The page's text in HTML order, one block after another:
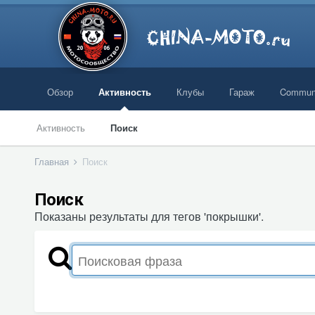
Обзор Активность
Активность Поиск
Клубы Гараж
Главная Поиск
Поиск
Показаны результаты для тегов 'покрышки'.